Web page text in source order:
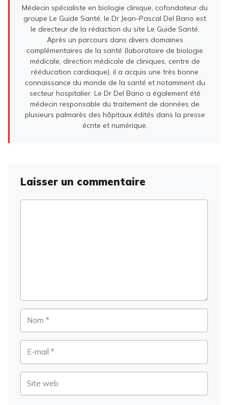
Médecin spécialiste en biologie clinique, cofondateur du
groupe Le Guide Santé, le Dr Jean-Pascal Del Bano est
le directeur de la rédaction du site Le Guide Santé.
Après un parcours dans divers domaines
complémentaires de la santé (laboratoire de biologie
médicale, direction médicale de cliniques, centre de
rééducation cardiaque), il a acquis une très bonne
connaissance du monde de la santé et notamment du
secteur hospitalier. Le Dr Del Bano a également été
médecin responsable du traitement de données de
plusieurs palmarès des hôpitaux édités dans la presse
écrite et numérique.
Laisser un commentaire